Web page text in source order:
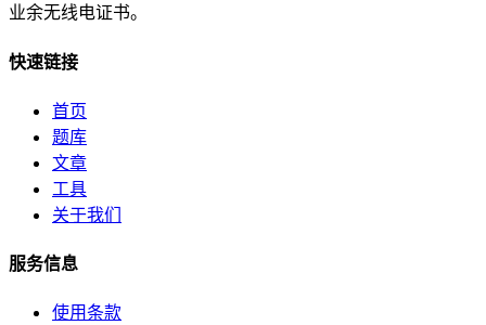
业余无线电证书。
快速链接
首页
题库
文章
工具
关于我们
服务信息
使用条款